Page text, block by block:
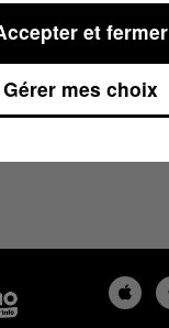
et Garonne
Gérer mes choix
et fermer